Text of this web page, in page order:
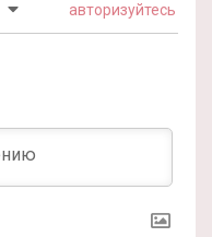
авторизуйтесь